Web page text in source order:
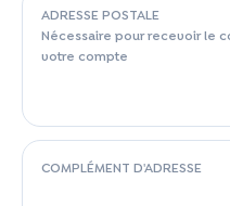
ADRESSE POSTALE
Nécessaire pour recevoir le
votre compte
COMPLÉMENT D'ADRESSE